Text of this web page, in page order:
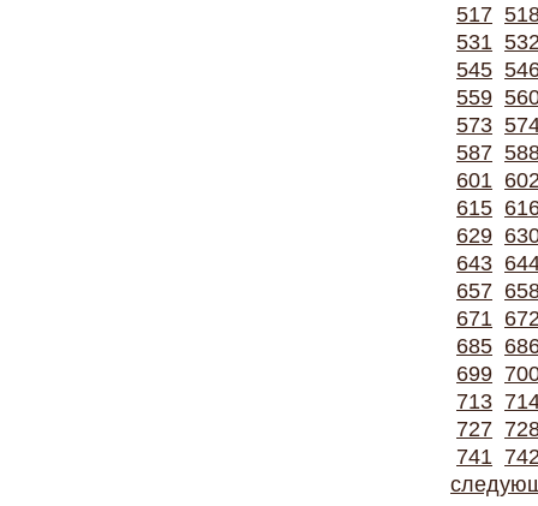
517
531
545
559
573
587
601
615
629
643
657
671
685
699
713
727
741